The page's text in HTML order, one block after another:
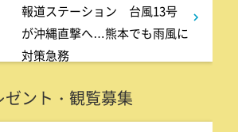
報道ステーション 台風13号
が沖縄直撃へ…熊本でも雨風に
対策急務
11:10
ゼント・観覧募集